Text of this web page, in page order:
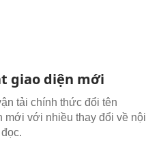
giao diện mới
tải chính thức đổi tên
mới với nhiều thay đổi về nội